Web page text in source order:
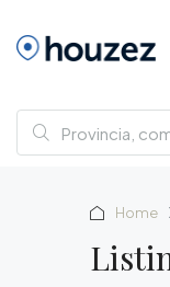
Home